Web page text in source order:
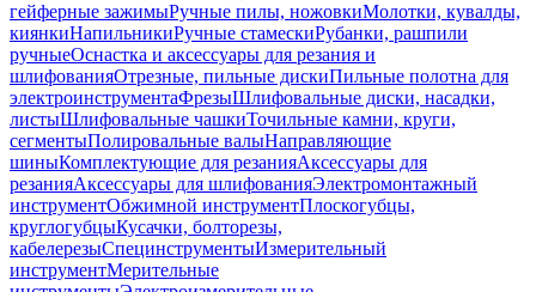
гейферные зажимыРучные пилы, ножовкиМолотки, кувалды,
киянкиНапильникиРучные стамескиРубанки, рашпили
ручныеОснастка и аксессуары для резания и
шлифованияОтрезные, пильные дискиПильные полотна для
электроинструментаФрезыШлифовальные диски, насадки,
листыШлифовальные чашкиТочильные камни, круги,
сегментыПолировальные валыНаправляющие
шиныКомплектующие для резанияАксессуары для
резанияАксессуары для шлифованияЭлектромонтажный
инструментОбжимной инструментПлоскогубцы,
круглогубцыКусачки, болторезы,
кабелерезыСпецинструментыИзмерительный
инструментМерительные